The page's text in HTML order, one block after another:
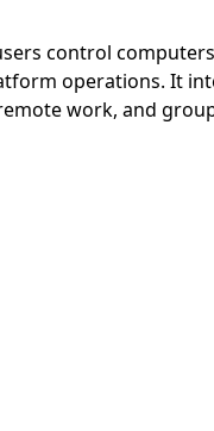
control
operations. It
work, and